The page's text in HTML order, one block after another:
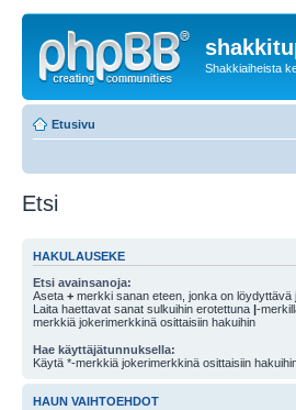
Shakkiaiheista
Etusivu
Etsi
HAKULAUSEKE
Etsi avainsanoja:
Aseta + merkki sanan eteen, jonka on löydyttävä
Laita haettavat sanat sulkuihin erotettuna |-
merkkiä jokerimerkkinä osittaisiin hakuihin
Hae käyttäjätunnuksella:
Käytä *-merkkiä jokerimerkkinä osittaisiin
HAUN VAIHTOEHDOT